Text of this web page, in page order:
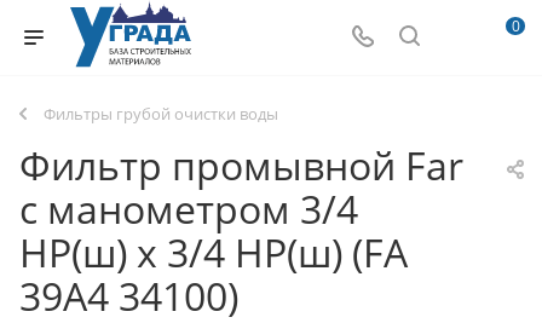
0
Фильтры грубой очистки воды
Фильтр промывной Far
с манометром 3/4
НР(ш) х 3/4 НР(ш) (FA
39A4 34100)